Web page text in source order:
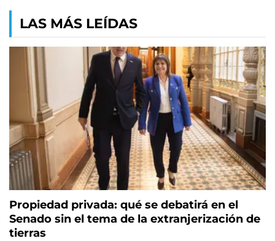
LAS MÁS LEÍDAS
Propiedad privada: qué se debatirá en el
Senado sin el tema de la extranjerización de
tierras